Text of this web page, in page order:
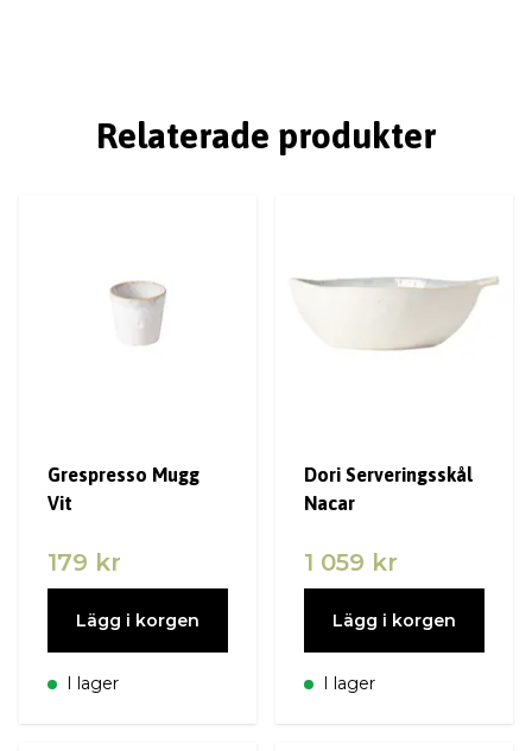
Relaterade produkter
Grespresso Mugg
Vit
179 kr
Lägg i korgen
I lager
Dori Serveringsskål
Nacar
1 059 kr
Lägg i korgen
I lager